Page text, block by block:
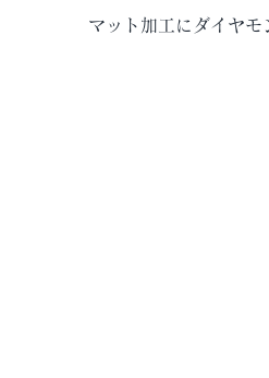
マット加工にダイヤモ